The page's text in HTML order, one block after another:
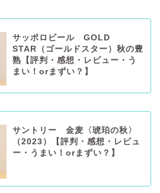
サッポロビール GOLD
STAR（ゴールドスター）秋の豊
熟【評判・感想・レビュー・う
まい！orまずい？】
サントリー 金麦〈琥珀の秋〉
（2023）【評判・感想・レビュ
ー・うまい！orまずい？】